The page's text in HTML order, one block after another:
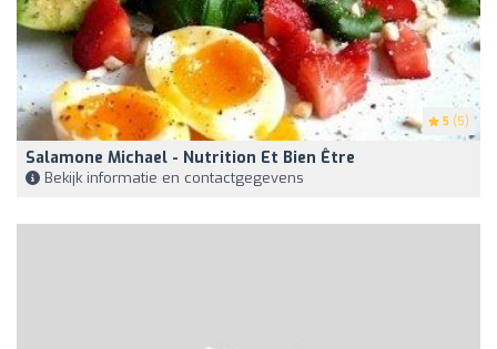
5 (5)
Salamone Michael - Nutrition Et Bien Être
Bekijk informatie en contactgegevens